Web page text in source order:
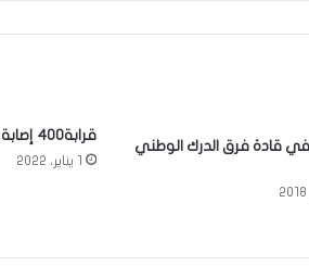
قادة فرق الدرك الوطني
قرابة400 إصابة بفيروس كورنا
1 يناير، 2022